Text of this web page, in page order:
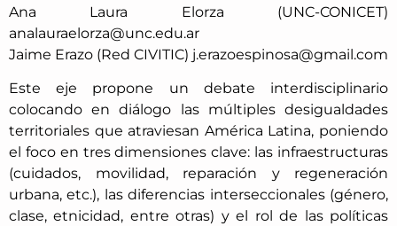
Ana Laura Elorza (UNC-CONICET)
analauraelorza@unc.edu.ar
Jaime Erazo (Red CIVITIC) j.erazoespinosa@gmail.com
Este eje propone un debate interdisciplinario
colocando en diálogo las múltiples desigualdades
territoriales que atraviesan América Latina, poniendo
el foco en tres dimensiones clave: las infraestructuras
(cuidados, movilidad, reparación y regeneración
urbana, etc.), las diferencias interseccionales (género,
clase, etnicidad, entre otras) y el rol de las políticas